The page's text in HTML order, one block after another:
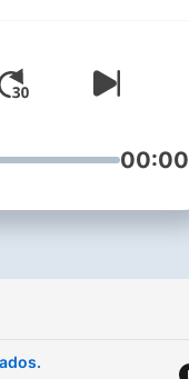
00:00